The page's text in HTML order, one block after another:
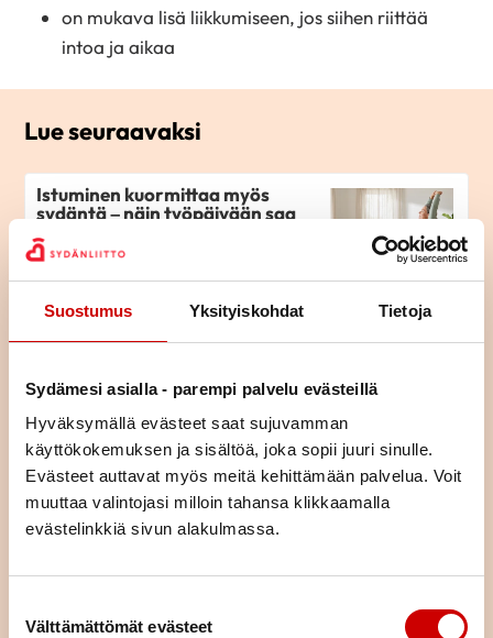
Suostumus Yksityiskohdat Tietoja
Sydämesi asialla - parempi palvelu evästeillä
Hyväksymällä evästeet saat sujuvamman
käyttökokemuksen ja sisältöä, joka sopii juuri sinulle.
Evästeet auttavat myös meitä kehittämään palvelua. Voit
muuttaa valintojasi milloin tahansa klikkaamalla
evästelinkkiä sivun alakulmassa.
Välttämättömät evästeet
on mukava lisä liikkumiseen, jos siihen riittää
intoa ja aikaa
Lue seuraavaksi
Istuminen kuormittaa myös
sydäntä – näin työpäivään saa
lisää liikettä
LUE ARTIKKELI
Pitkä tie tahdistinhoidossa –
normaalin arjen
LUE ARTIKKELI
Sydänlihassairaus katkaisi
Eetun urahaaveet